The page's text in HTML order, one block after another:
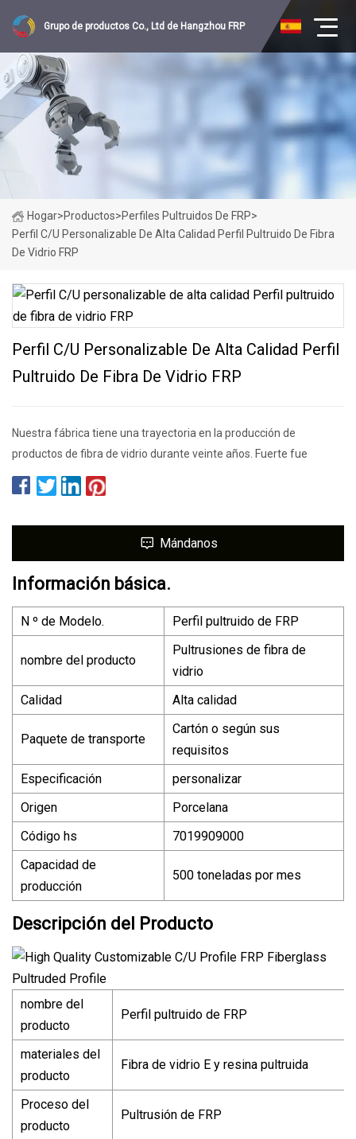
Grupo de productos Co., Ltd de Hangzhou FRP
Hogar>Productos>Perfiles Pultruidos De FRP>
Perfil C/U Personalizable De Alta Calidad Perfil Pultruido De Fibra
De Vidrio FRP
Perfil C/U Personalizable De Alta Calidad Perfil
Pultruido De Fibra De Vidrio FRP
Nuestra fábrica tiene una trayectoria en la producción de
productos de fibra de vidrio durante veinte años. Fuerte fue
Mándanos
Información básica.
N º de Modelo. Perfil pultruido de FRP
nombre del producto
Pultrusiones de fibra de
vidrio
Calidad
Alta calidad
Paquete de transporte
Cartón o según sus
requisitos
Especificación
personalizar
Origen
Porcelana
Código hs
7019909000
Capacidad de
producción
500 toneladas por mes
Descripción del Producto
nombre del
producto
Perfil pultruido de FRP
materiales del
producto
Fibra de vidrio E y resina pultruida
Proceso del
producto
Pultrusión de FRP